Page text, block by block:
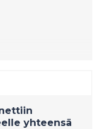
yhteensä